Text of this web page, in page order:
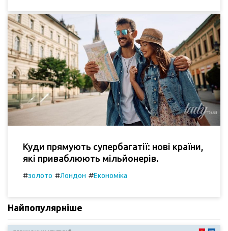
Куди прямують супербагатії: нові країни,
які приваблюють мільйонерів.
#золото #Лондон #Економіка
Найпопулярніше